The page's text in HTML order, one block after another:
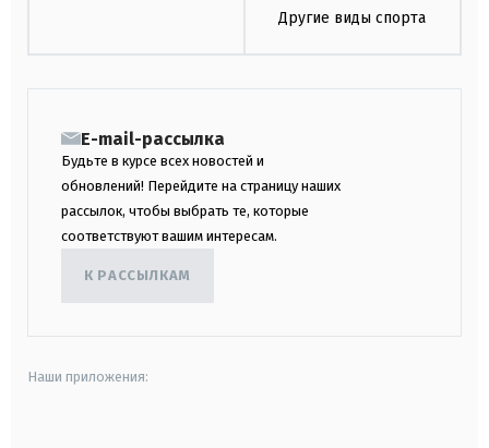
Другие виды спорта
E-mail-рассылка
Будьте в курсе всех новостей и
обновлений! Перейдите на страницу наших
рассылок, чтобы выбрать те, которые
соответствуют вашим интересам.
К РАССЫЛКАМ
Наши приложения: